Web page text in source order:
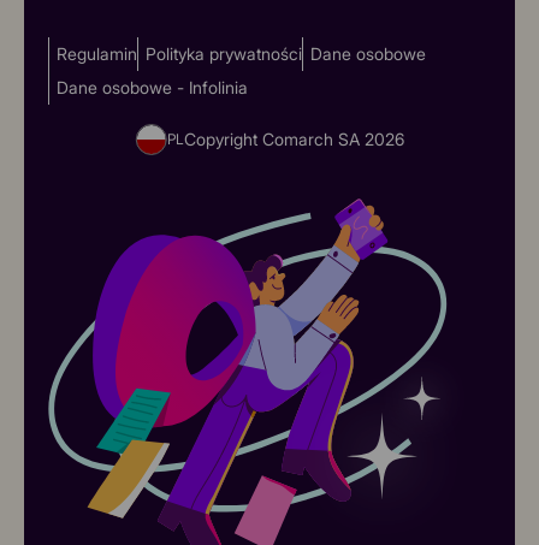
Regulamin Polityka prywatności Dane osobowe
Dane osobowe - Infolinia
PLCopyright Comarch SA 2026